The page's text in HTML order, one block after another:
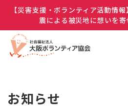
【災害支援・ボランティア活動情
震による被災地に想いを
お知らせ